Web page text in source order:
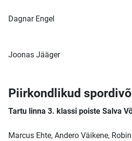
Dagnar Engel
Joonas Jääger
Piirkondlikud
Tartu linna 3. klassi poiste Salva
Marcus Ehte, Andero Väikene, Robin